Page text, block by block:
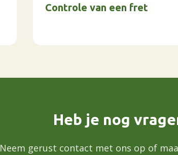
Controle van een fret
Heb je nog
Neem gerust contact met ons op of